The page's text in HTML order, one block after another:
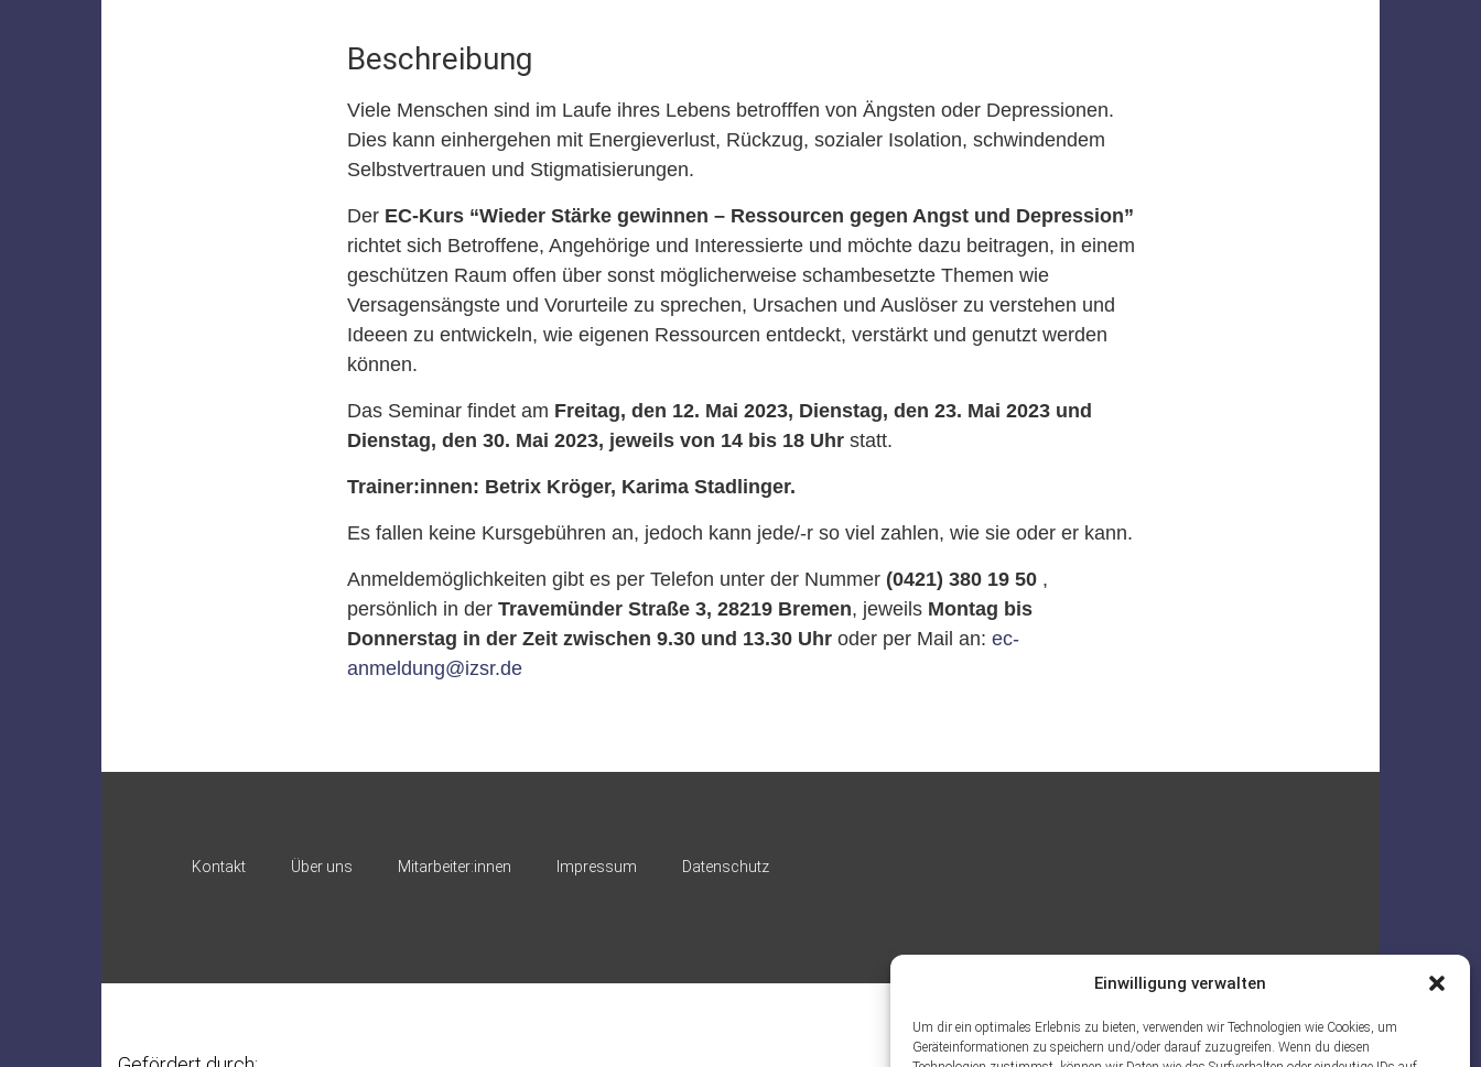
Einwilligung verwalten
Um dir ein optimales Erlebnis zu bieten, verwenden wir Technologien wie Cookies, um
Geräteinformationen zu speichern und/oder darauf zuzugreifen. Wenn du diesen
Beschreibung
Viele Menschen sind im Laufe ihres Lebens betrofffen von Ängsten oder Depressionen.
Dies kann einhergehen mit Energieverlust, Rückzug, sozialer Isolation, schwindendem
Selbstvertrauen und Stigmatisierungen.
Der EC-Kurs “Wieder Stärke gewinnen – Ressourcen gegen Angst und Depression”
richtet sich Betroffene, Angehörige und Interessierte und möchte dazu beitragen, in einem
geschützen Raum offen über sonst möglicherweise schambesetzte Themen wie
Versagensängste und Vorurteile zu sprechen, Ursachen und Auslöser zu verstehen und
Ideeen zu entwickeln, wie eigenen Ressourcen entdeckt, verstärkt und genutzt werden
können.
Das Seminar findet am Freitag, den 12. Mai 2023, Dienstag, den 23. Mai 2023 und
Dienstag, den 30. Mai 2023, jeweils von 14 bis 18 Uhrstatt.
Trainer:innen: Betrix Kröger, Karima Stadlinger.
Es fallen keine Kursgebühren an, jedoch kann jede/-r so viel zahlen, wie sie oder er kann.
Anmeldemöglichkeiten gibt es per Telefon unter der Nummer (0421) 380 19 50,
persönlich in der Travemünder Straße 3, 28219 Bremen, jeweils Montag bis
Donnerstag in der Zeit zwischen 9.30 und 13.30 Uhroder per Mail an: ec-
anmeldung@izsr.de
Kontakt Über uns Mitarbeiter:innen Impressum Datenschutz